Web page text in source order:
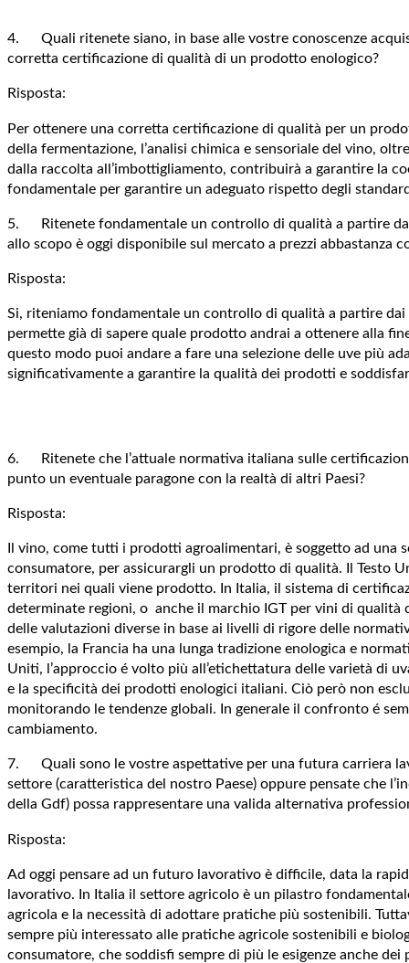
4. Quali ritenete siano, in base alle vostre conoscenze
corretta certificazione di qualità di un prodotto enologico?
Risposta:
Per ottenere una corretta certificazione di qualità per un
della fermentazione, l’analisi chimica e sensoriale del vino,
dalla raccolta all’imbottigliamento, contribuirà a garantire la
fondamentale per garantire un adeguato rispetto degli
5. Ritenete fondamentale un controllo di qualità a partire dai
allo scopo è oggi disponibile sul mercato a prezzi abbastanza
Risposta:
Si, riteniamo fondamentale un controllo di qualità a partire
permette già di sapere quale prodotto andrai a ottenere alla
questo modo puoi andare a fare una selezione delle uve più
significativamente a garantire la qualità dei prodotti e
6. Ritenete che l’attuale normativa italiana sulle
punto un eventuale paragone con la realtà di altri Paesi?
Risposta:
Il vino, come tutti i prodotti agroalimentari, è soggetto ad
consumatore, per assicurargli un prodotto di qualità. Il Testo
territori nei quali viene prodotto. In Italia, il sistema di
determinate regioni, o anche il marchio IGT per vini di qualità
delle valutazioni diverse in base ai livelli di rigore delle
esempio, la Francia ha una lunga tradizione enologica e
Uniti, l’approccio é volto più all’etichettatura delle varietà di
e la specificità dei prodotti enologici italiani. Ciò però non
monitorando le tendenze globali. In generale il confronto é
cambiamento.
7. Quali sono le vostre aspettative per una futura carriera
settore (caratteristica del nostro Paese) oppure pensate che
della Gdf) possa rappresentare una valida alternativa
Risposta:
Ad oggi pensare ad un futuro lavorativo è difficile, data la
lavorativo. In Italia il settore agricolo è un pilastro
agricola e la necessità di adottare pratiche più sostenibili.
sempre più interessato alle pratiche agricole sostenibili e
consumatore, che soddisfi sempre di più le esigenze anche dei